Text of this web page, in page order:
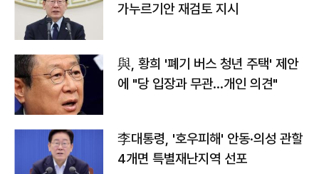
가누르기안 재검토 지시
與, 황희 '폐기 버스 청년 주택' 제안
에 "당 입장과 무관…개인 의견"
李대통령, '호우피해' 안동·의성 관할
4개면 특별재난지역 선포